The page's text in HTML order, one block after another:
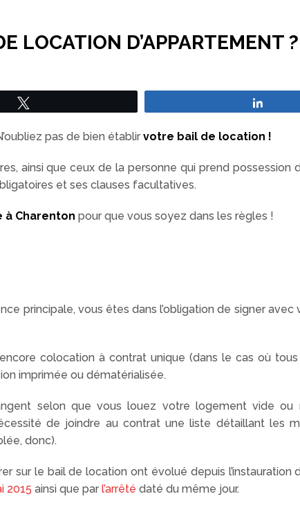
LOCATION D’APPARTEMENT ?
pas de bien établir votre bail de location !
ainsi que ceux de la personne qui prend possession
et ses clauses facultatives.
Charenton pour que vous soyez dans les règles !
principale, vous êtes dans l’obligation de signer avec
colocation à contrat unique (dans le cas où
imprimée ou dématérialisée.
selon que vous louez votre logement vide ou
de joindre au contrat une liste détaillant les
donc).
le bail de location ont évolué depuis l’instauration
2015 ainsi que par l’arrêté daté du même jour.